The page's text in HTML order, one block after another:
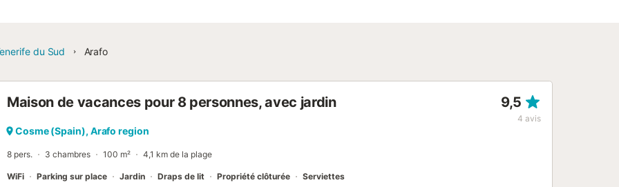
du Sud Arafo
Maison de vacances pour 8 personnes, avec jardin 9,5
4 avis
Cosme (Spain), Arafo region
8 pers. 3 chambres 100 m² 4,1 km de la plage
WiFi Parking sur place Jardin Draps de lit Propriété clôturée Serviettes